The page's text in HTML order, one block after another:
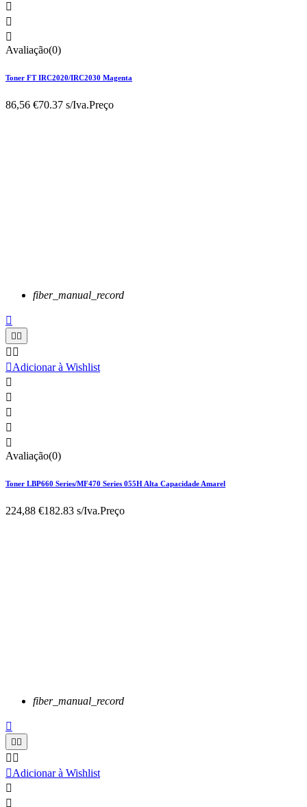



Avaliação(0)
Toner FT IRC2020/IRC2030 Magenta
86,56 €70.37 s/Iva.Preço
fiber_manual_record

 
 
Adicionar à Wishlist





Avaliação(0)
Toner LBP660 Series/MF470 Series 055H Alta Capacidade Amarel
224,88 €182.83 s/Iva.Preço
fiber_manual_record

 
 
Adicionar à Wishlist

